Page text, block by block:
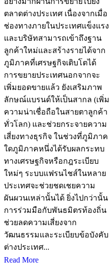
ตลาดต่างประเทศ เนื่องจากเมื่อ
ช่องทางภายในประเทศแข็งแรง
และบริษัทสามารถเข้าถึงฐาน
ลูกค้าใหม่และสร้างรายได้จาก
ภูมิภาคที่เศรษฐกิจเติบโตได้
การขยายประเทศนอกจากจะ
เพิ่มยอดขายแล้ว ยังเสริมภาพ
ลักษณ์แบรนด์ให้เป็นสากล (เพิ่ม
ความน่าเชื่อถือในสายตาลูกค้า
ทั่วโลก) และช่วยกระจายความ
เสี่ยงทางธุรกิจ ในช่วงที่ภูมิภาค
ใดภูมิภาคหนึ่งได้รับผลกระทบ
ทางเศรษฐกิจหรือกฎระเบียบ
ใหม่ๆ ระบบแฟรนไชส์ในหลาย
ประเทศจะช่วยชดเชยความ
ผันผวนเหล่านั้นได้ ยิ่งไปกว่านั้น
การร่วมมือกับพันธมิตรท้องถิ่น
ช่วยลดความเสี่ยงจาก
วัฒนธรรมและระเบียบข้อบังคับ
ต่างประเทศ...
Read More